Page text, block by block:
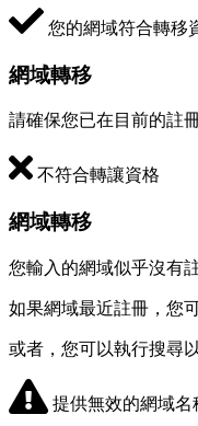
您的網域符合轉移
網域轉移
請確保您已在目前的註
不符合轉讓資格
網域轉移
您輸入的網域似乎沒有註
如果網域最近註冊，您
或者，您可以執行搜尋
提供無效的網域名